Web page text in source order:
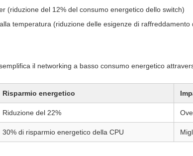
(riduzione del 12% del consumo energetico dello switch)
temperatura (riduzione delle esigenze di raffreddamento
il networking a basso consumo energetico
Risparmio energetico
Riduzione del 22%
30% di risparmio energetico della CPU